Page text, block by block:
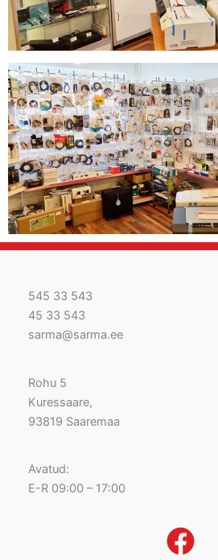
545 33 543
45 33 543
sarma@sarma.ee
Rohu 5
Kuressaare,
93819 Saaremaa
Avatud:
E-R 09:00 – 17:00